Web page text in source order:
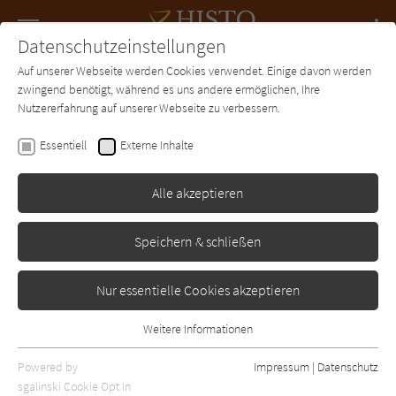
SUCHE Forum Charts Newsletter
Lukas Hartmann
Die letzte Nacht der alten
Nagel & Kimche
Datenschutzeinstellungen
Auf unserer Webseite werden Cookies verwendet. Einige davon werden
zwingend benötigt, während es uns andere ermöglichen, Ihre
Nutzererfahrung auf unserer Webseite zu verbessern.
Essentiell Externe Inhalte
Alle akzeptieren
Speichern & schließen
Nur essentielle Cookies akzeptieren
Essentielle Cookies werden für grundlegende Funktionen der
Webseite benötigt. Dadurch ist gewährleistet, dass die Webseite
Weitere Informationen
Powered by
sgalinski Cookie Opt In
Impressum | Datenschutz